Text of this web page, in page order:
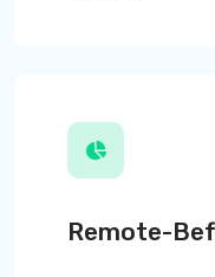
Remote-